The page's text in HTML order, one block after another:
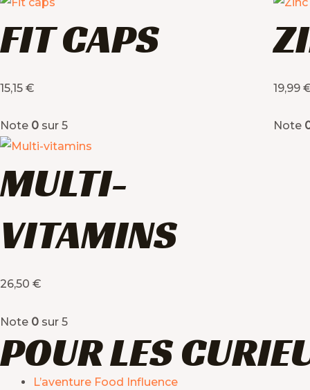
FIT CAPS
15,15 €
Note 0 sur 5
19,99
Note
MULTI-
VITAMINS
26,50 €
Note 0 sur 5
POUR LES
L’aventure Food Influence